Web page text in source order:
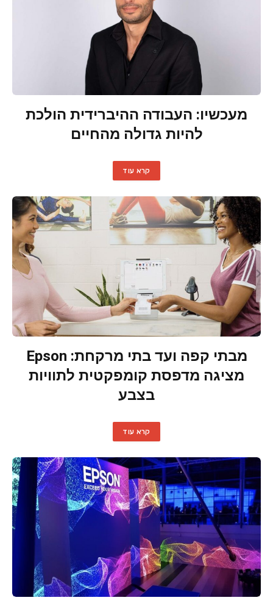
מעכשיו: העבודה ההיברידית הולכת
להיות גדולה מהחיים
קרא עוד
מבתי קפה ועד בתי מרקחת: Epson
מציגה מדפסת קומפקטית לתוויות
בצבע
קרא עוד